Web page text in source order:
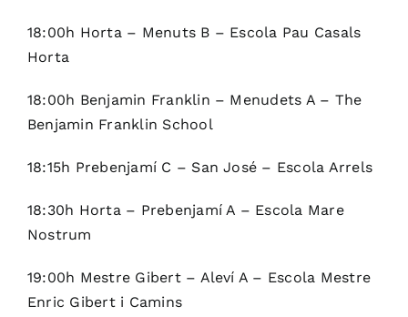
18:00h Horta – Menuts B – Escola Pau Casals
Horta
18:00h Benjamin Franklin – Menudets A – The
Benjamin Franklin School
18:15h Prebenjamí C – San José – Escola Arrels
18:30h Horta – Prebenjamí A – Escola Mare
Nostrum
19:00h Mestre Gibert – Aleví A – Escola Mestre
Enric Gibert i Camins